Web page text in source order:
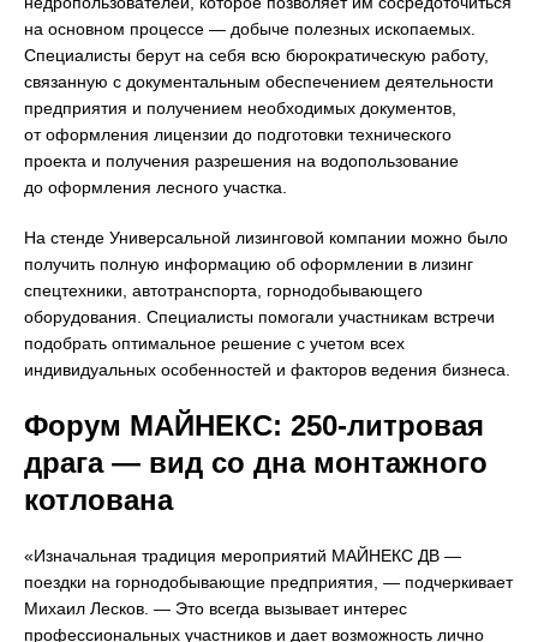
на основном процессе — добыче полезных ископаемых.
Специалисты берут на себя всю бюрократическую работу,
связанную с документальным обеспечением деятельности
предприятия и получением необходимых документов,
от оформления лицензии до подготовки технического
проекта и получения разрешения на водопользование
до оформления лесного участка.
На стенде Универсальной лизинговой компании можно было
получить полную информацию об оформлении в лизинг
спецтехники, автотранспорта, горнодобывающего
оборудования. Специалисты помогали участникам встречи
подобрать оптимальное решение с учетом всех
индивидуальных особенностей и факторов ведения бизнеса.
Форум МАЙНЕКС: 250-литровая
драга — вид со дна монтажного
котлована
«Изначальная традиция мероприятий МАЙНЕКС ДВ —
поездки на горнодобывающие предприятия, — подчеркивает
Михаил Лесков. — Это всегда вызывает интерес
профессиональных участников и дает возможность лично